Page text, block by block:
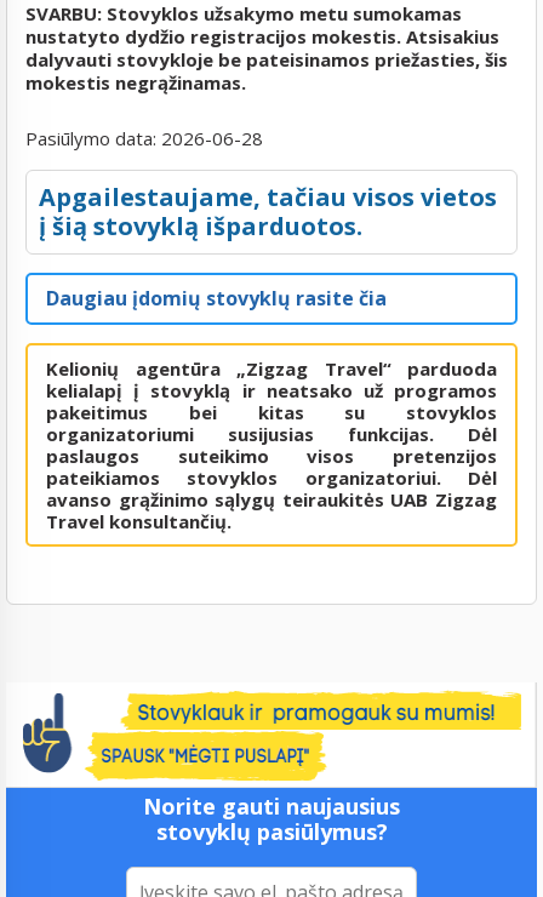
SVARBU: Stovyklos užsakymo metu sumokamas
nustatyto dydžio registracijos mokestis. Atsisakius
dalyvauti stovykloje be pateisinamos priežasties, šis
mokestis negrąžinamas.
Pasiūlymo data: 2026-06-28
Apgailestaujame, tačiau visos vietos
į šią stovyklą išparduotos.
Daugiau įdomių stovyklų rasite čia
Kelionių agentūra „Zigzag Travel“ parduoda
kelialapį į stovyklą ir neatsako už programos
pakeitimus bei kitas su stovyklos
organizatoriumi susijusias funkcijas. Dėl
paslaugos suteikimo visos pretenzijos
pateikiamos stovyklos organizatoriui. Dėl
avanso grąžinimo sąlygų teiraukitės UAB Zigzag
Travel konsultančių.
Norite gauti naujausius
stovyklų pasiūlymus?